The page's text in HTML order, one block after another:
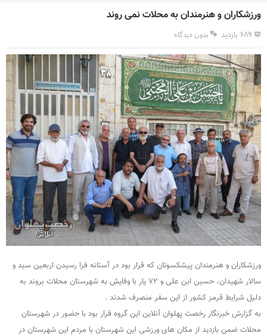
ورزشکاران و هنرمندان به محلات نمی روند
۶۸۹ بازدید بدون دیدگاه
ورزشکاران و هنرمندان پیشکسوتان که قرار بود در آستانه فرا رسیدن اربعین سید و
سالار شهیدان، حسین ابن علی و ۷۲ یار با وفایش به شهرستان محلات بروند به
دلیل شرایط قرمز کشور از این سفر منصرف شدند .
به گزارش خبرنگار رخصت پهلوان آنلاین این گروه قرار بود با حضور در شهرستان
محلات ضمن بازدید از مکان های ورزشی این شهرستان با مردم این شهرستان در